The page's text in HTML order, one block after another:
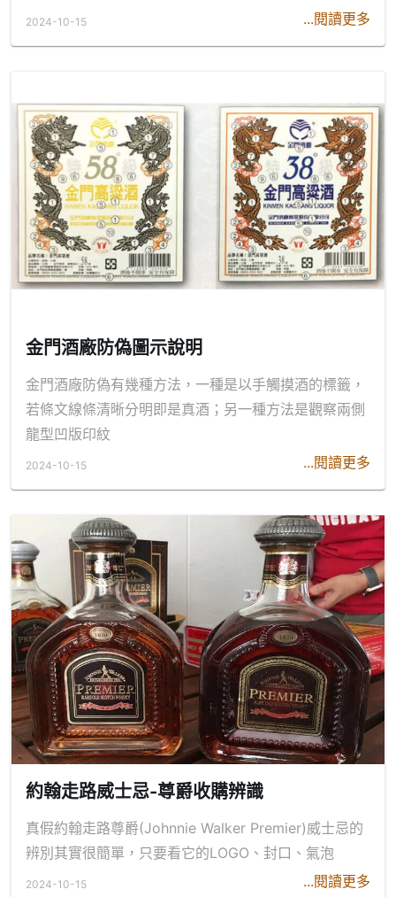
...閱讀更多
2024-10-15
金門酒廠防偽圖示說明
金門酒廠防偽有幾種方法，一種是以手觸摸酒的標籤，
若條文線條清晰分明即是真酒；另一種方法是觀察兩側
龍型凹版印紋
...閱讀更多
2024-10-15
約翰走路威士忌-尊爵收購辨識
真假約翰走路尊爵(Johnnie Walker Premier)威士忌的
辨別其實很簡單，只要看它的LOGO、封口、氣泡
...閱讀更多
2024-10-15